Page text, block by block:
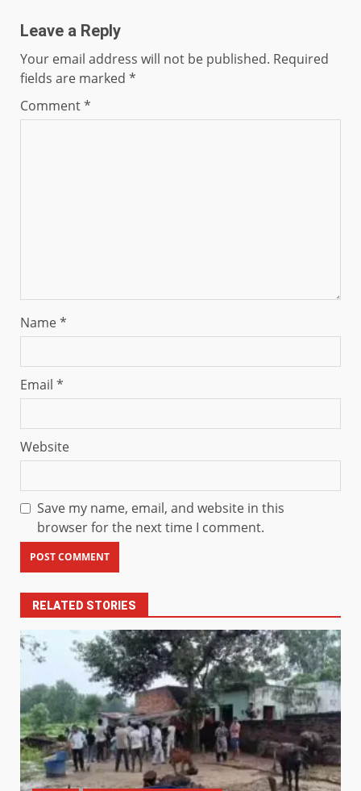
Leave a Reply
Your email address will not be published. Required
fields are marked *
Comment*
Name*
Email *
Website
Save my name, email, and website in this
browser for the next time I comment.
RELATED STORIES